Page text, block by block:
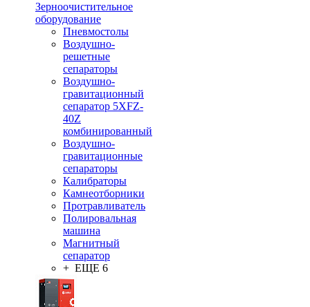
Зерноочистительное
оборудование
Пневмостолы
Воздушно-
решетные
сепараторы
Воздушно-
гравитационный
сепаратор 5XFZ-
40Z
комбинированный
Воздушно-
гравитационные
сепараторы
Калибраторы
Камнеотборники
Протравливатель
Полировальная
машина
Магнитный
сепаратор
+ ЕЩЕ 6